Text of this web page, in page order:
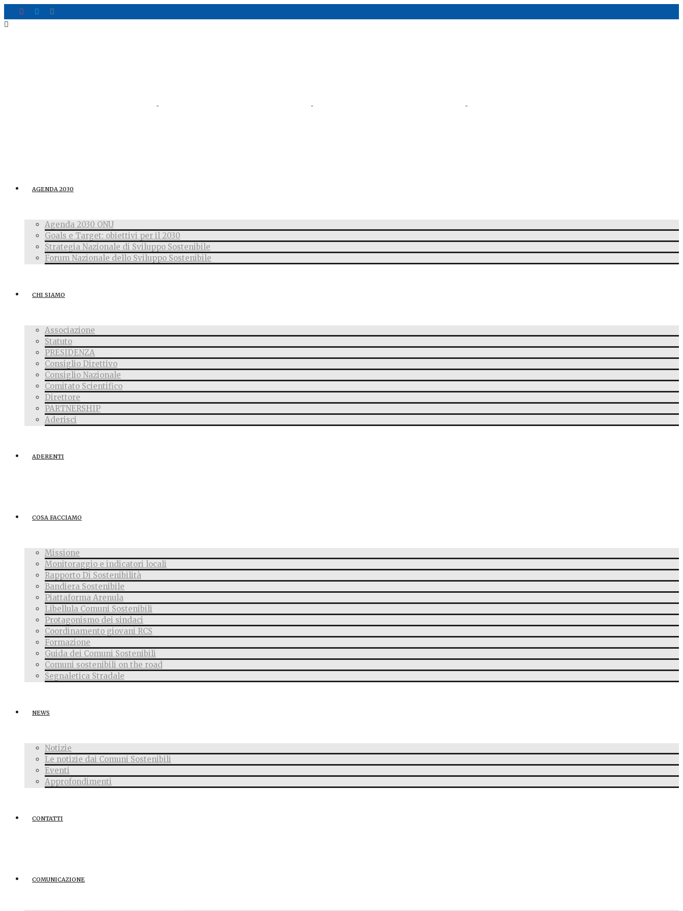
AGENDA 2030
Agenda 2030 ONU
Goals e Target: obiettivi per il 2030
Strategia Nazionale di Sviluppo Sostenibile
Forum Nazionale dello Sviluppo Sostenibile
CHI SIAMO
Associazione
Statuto
PRESIDENZA
Consiglio Direttivo
Consiglio Nazionale
Comitato Scientifico
Direttore
PARTNERSHIP
Aderisci
ADERENTI
COSA FACCIAMO
Missione
Monitoraggio e indicatori locali
Rapporto Di Sostenibilità
Bandiera Sostenibile
Piattaforma Arenula
Libellula Comuni Sostenibili
Protagonismo dei sindaci
Coordinamento giovani RCS
Formazione
Guida dei Comuni Sostenibili
Comuni sostenibili on the road
Segnaletica Stradale
NEWS
Notizie
Le notizie dai Comuni Sostenibili
Eventi
Approfondimenti
CONTATTI
COMUNICAZIONE